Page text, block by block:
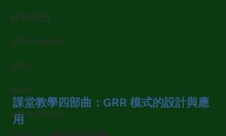
師資培訓
48th Album
48th
49th
49th Album
課堂教學四部曲：GRR 模式的設計與應
用